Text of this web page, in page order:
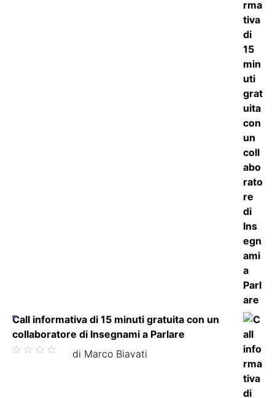
Call informativa di 15 minuti gratuita con un
collaboratore di Insegnami a Parlare
Valutato di Marco Biavati